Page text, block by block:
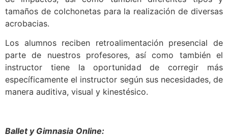
tamaños de colchonetas para la realización de diversas
acrobacias.
Los alumnos reciben retroalimentación presencial de
parte de nuestros profesores, así como también el
instructor tiene la oportunidad de corregir más
específicamente el instructor según sus necesidades, de
manera auditiva, visual y kinestésico.
Ballet y Gimnasia Online: